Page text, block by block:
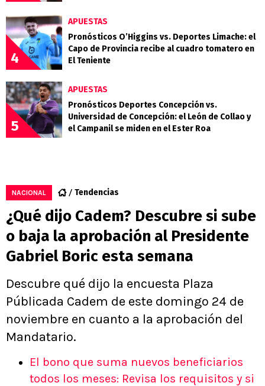
4
APUESTAS
Pronósticos O’Higgins vs. Deportes Limache: el
Capo de Provincia recibe al cuadro tomatero en
El Teniente
5
APUESTAS
Pronósticos Deportes Concepción vs.
Universidad de Concepción: el León de Collao y
el Campanil se miden en el Ester Roa
NACIONAL Tendencias
¿Qué dijo Cadem? Descubre si sube
o baja la aprobación al Presidente
Gabriel Boric esta semana
Descubre qué dijo la encuesta Plaza
Públicada Cadem de este domingo 24 de
noviembre en cuanto a la aprobación del
Mandatario.
El bono que suma nuevos beneficiarios
todos los meses: Revisa los requisitos y si